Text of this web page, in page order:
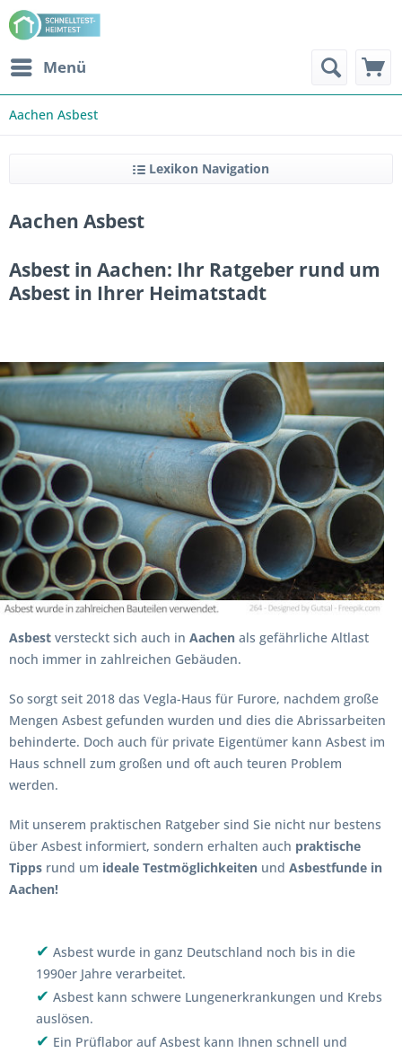
Menü
Aachen Asbest
Lexikon Navigation
Aachen Asbest
Asbest in Aachen: Ihr Ratgeber rund um
Asbest in Ihrer Heimatstadt
Asbest versteckt sich auch in Aachen als gefährliche Altlast
noch immer in zahlreichen Gebäuden.
So sorgt seit 2018 das Vegla-Haus für Furore, nachdem große
Mengen Asbest gefunden wurden und dies die Abrissarbeiten
behinderte. Doch auch für private Eigentümer kann Asbest im
Haus schnell zum großen und oft auch teuren Problem
werden.
Mit unserem praktischen Ratgeber sind Sie nicht nur bestens
über Asbest informiert, sondern erhalten auch praktische
Tipps rund um ideale Testmöglichkeiten und Asbestfunde in
Aachen!
✔ Asbest wurde in ganz Deutschland noch bis in die
1990er Jahre verarbeitet.
✔ Asbest kann schwere Lungenerkrankungen und Krebs
auslösen.
✔ Ein Prüflabor auf Asbest kann Ihnen schnell und